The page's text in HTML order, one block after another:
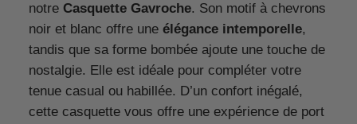
notre Casquette Gavroche. Son motif à chevrons
noir et blanc offre une élégance intemporelle,
tandis que sa forme bombée ajoute une touche de
nostalgie. Elle est idéale pour compléter votre
tenue casual ou habillée. D’un confort inégalé,
cette casquette vous offre une expérience de port